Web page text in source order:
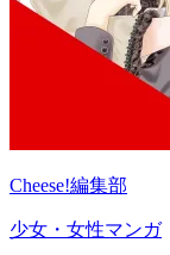
Cheese!編集部
少女・女性マンガ